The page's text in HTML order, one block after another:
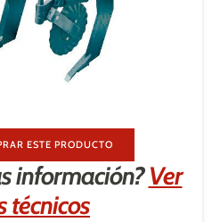
ESTE PRODUCTO
información?Ver
técnicos